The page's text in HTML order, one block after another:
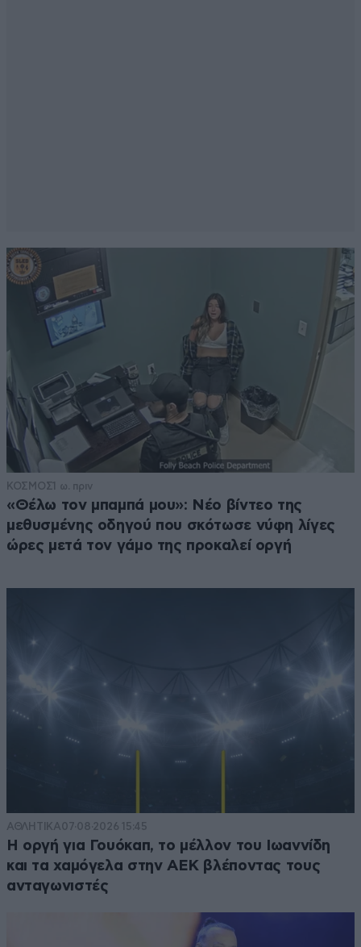
ΚΟΣΜΟΣ1 ω. πριν
«Θέλω τον μπαμπά μου»: Νέο βίντεο της
μεθυσμένης οδηγού που σκότωσε νύφη λίγες
ώρες μετά τον γάμο της προκαλεί οργή
ΑΘΛΗΤΙΚΑ07·08·2026 15:45
Η οργή για Γουόκαπ, το μέλλον του Ιωαννίδη
και τα χαμόγελα στην ΑΕΚ βλέποντας τους
ανταγωνιστές